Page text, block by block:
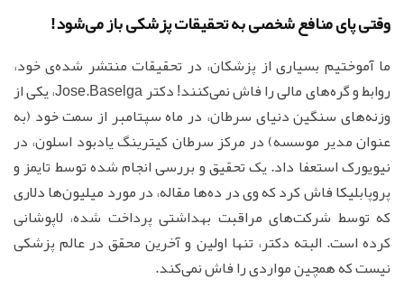
وقتی پای منافع شخصی به تحقیقات پزشکی باز می‌شود!
ما آموختیم بسیاری از پزشکان، در تحقیقات منتشر شده‌ی خود،
روابط و گره‌های مالی را فاش نمی‌کنند! دکتر Jose.Baselga، یکی از
وزنه‌های سنگین دنیای سرطان، در ماه سپتامبر از سمت خود (به
عنوان مدیر موسسه) در مرکز سرطان کیترینگ یادبود اسلون، در
نیویورک استعفا داد. یک تحقیق و بررسی انجام شده توسط تایمز و
پروپابلیکا فاش کرد که وی در ده‌ها مقاله، در مورد میلیون‌ها دلاری
که توسط شرکت‌های مراقبت بهداشتی پرداخت شده، لاپوشانی
کرده است. البته دکتر، تنها اولین و آخرین محقق در عالم پزشکی
نیست که همچین مواردی را فاش نمی‌کند.